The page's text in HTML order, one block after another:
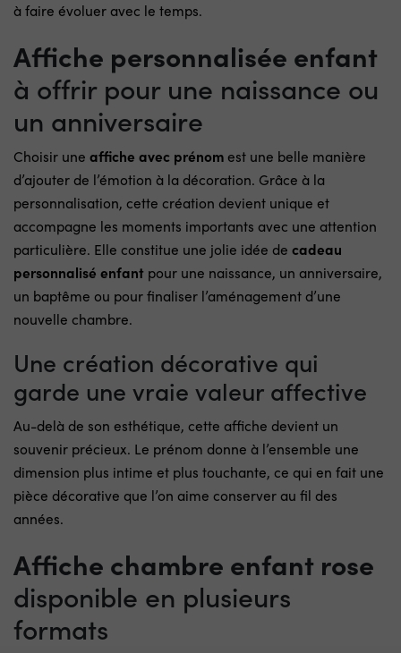
à faire évoluer avec le temps.
Affiche personnalisée enfant
à offrir pour une naissance ou
un anniversaire
Choisir une affiche avec prénomest une belle manière
d’ajouter de l’émotion à la décoration. Grâce à la
personnalisation, cette création devient unique et
accompagne les moments importants avec une attention
particulière. Elle constitue une jolie idée de cadeau
personnalisé enfant pour une naissance, un anniversaire,
un baptême ou pour finaliser l’aménagement d’une
nouvelle chambre.
Une création décorative qui
garde une vraie valeur affective
Au-delà de son esthétique, cette affiche devient un
souvenir précieux. Le prénom donne à l’ensemble une
dimension plus intime et plus touchante, ce qui en fait une
pièce décorative que l’on aime conserver au fil des
années.
Affiche chambre enfant rose
disponible en plusieurs
formats